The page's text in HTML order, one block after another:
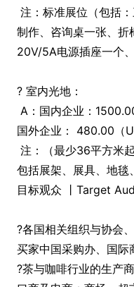
注：标准展位（包括
制作、咨询桌一张、
20V/5A电源插座一个
? 室内光地：
A：国内企业：
国外企业： 480.00（
注：（最少36平方米
包括展架、展具、地毯
目标观众 丨Target
?各国相关组织与协会
买家中国采购办、国际
?茶与咖啡行业的生产